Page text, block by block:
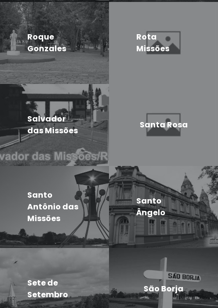
Roque
Gonzales
Rota
Missões
Salvador
das Missões
Santa Rosa
Santo
Antônio das
Missões
Santo
Ângelo
Sete de
Setembro
São Borja